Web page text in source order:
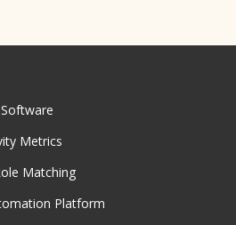
Metrics
Matching
Platform